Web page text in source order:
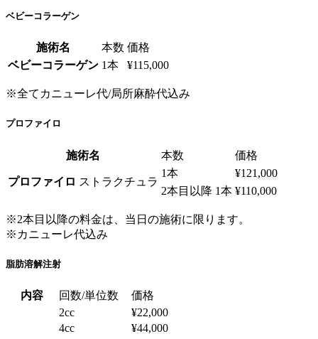
ベビーコラーゲン
施術名 本数 価格
ベビーコラーゲン 1本 ¥115,000
※全てカニューレ代/局所麻酔代込み
プロファイロ
施術名 本数 価格
プロファイロ ストラクチュラ
1本
¥121,000
2本目以降 1本 ¥110,000
※2本目以降の料金は、当日の施術に限ります。
※カニューレ代込み
脂肪溶解注射
内容 回数/単位数 価格
2cc
¥22,000
4cc
¥44,000